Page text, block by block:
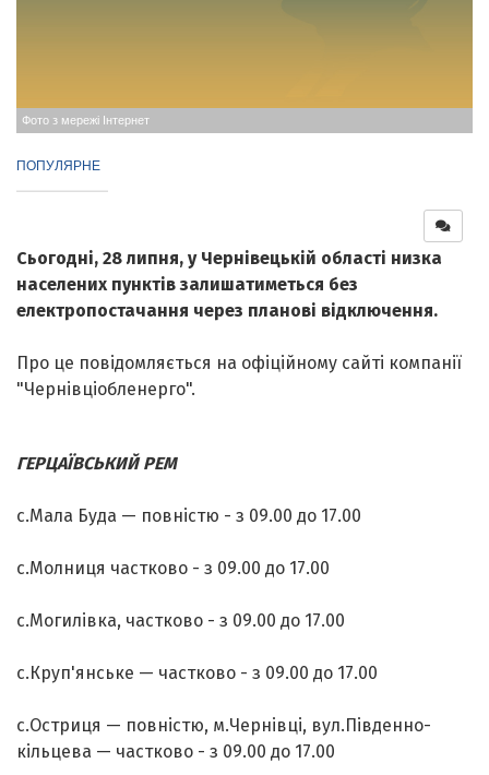
Фото з мережі Інтернет
ПОПУЛЯРНЕ
Сьогодні, 28 липня, у Чернівецькій області низка
населених пунктів залишатиметься без
електропостачання через планові відключення.
Про це повідомляється на офіційному сайті компанії
"Чернівціобленерго".
ГЕРЦАЇВСЬКИЙ РЕМ
с.Мала Буда — повністю - з 09.00 до 17.00
с.Молниця частково - з 09.00 до 17.00
с.Могилівка, частково - з 09.00 до 17.00
с.Круп'янське — частково - з 09.00 до 17.00
с.Остриця — повністю, м.Чернівці, вул.Південно-
кільцева — частково - з 09.00 до 17.00